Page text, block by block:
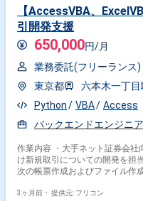
【AccessVBA、
引開発支援
650,000円/月
業務委託(フリーランス)
東京都
六本木一丁目
Python
VBA
Access
バックエンドエンジニア
作業内容 ・大手ネット証券会社
け新規取引についての開発を担
次の帳票作成およびファイル作
実施 ・<主な作業内容>
3ヶ月前・ 提供元: フリコン